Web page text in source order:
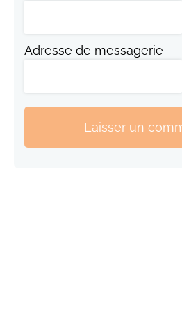
Adresse de messagerie
Laisser un